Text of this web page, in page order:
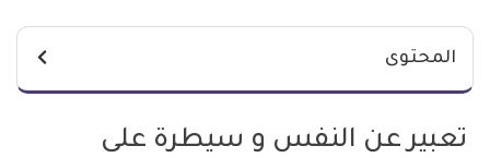
المحتوى
تعبير عن النفس و سيطرة على